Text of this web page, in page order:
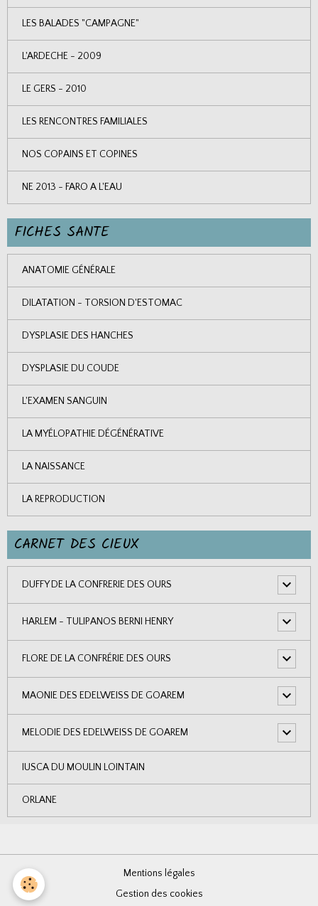
LES BALADES "CAMPAGNE"
L'ARDECHE - 2009
LE GERS - 2010
LES RENCONTRES FAMILIALES
NOS COPAINS ET COPINES
NE 2013 - FARO A L'EAU
FICHES SANTE
ANATOMIE GÉNÉRALE
DILATATION - TORSION D'ESTOMAC
DYSPLASIE DES HANCHES
DYSPLASIE DU COUDE
L'EXAMEN SANGUIN
LA MYÉLOPATHIE DÉGÉNÉRATIVE
LA NAISSANCE
LA REPRODUCTION
CARNET DES CIEUX
DUFFY DE LA CONFRERIE DES OURS
HARLEM - TULIPANOS BERNI HENRY
FLORE DE LA CONFRÉRIE DES OURS
MAONIE DES EDELWEISS DE GOAREM
MELODIE DES EDELWEISS DE GOAREM
IUSCA DU MOULIN LOINTAIN
ORLANE
Mentions légales
Gestion des cookies